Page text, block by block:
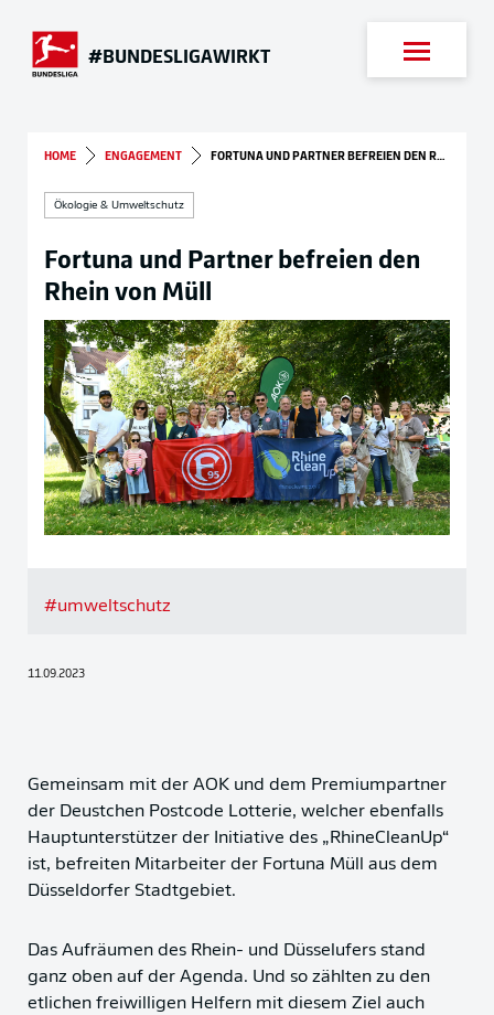
#BUNDESLIGAWIRKT
Suche
HOME ENGAGEMENT FORTUNA UND PARTNER BEFREIEN DEN RHEIN VON MÜLL
Ökologie & Umweltschutz
Fortuna und Partner befreien den
Rhein von Müll
#umweltschutz
11.09.2023
Gemeinsam mit der AOK und dem Premiumpartner
der Deustchen Postcode Lotterie, welcher ebenfalls
Hauptunterstützer der Initiative des „RhineCleanUp“
ist, befreiten Mitarbeiter der Fortuna Müll aus dem
Düsseldorfer Stadtgebiet.
Das Aufräumen des Rhein- und Düsselufers stand
ganz oben auf der Agenda. Und so zählten zu den
etlichen freiwilligen Helfern mit diesem Ziel auch